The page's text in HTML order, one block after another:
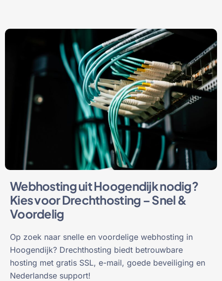
Webhosting uit Hoogendijk nodig?
Kies voor Drechthosting – Snel &
Voordelig
Op zoek naar snelle en voordelige webhosting in
Hoogendijk? Drechthosting biedt betrouwbare
hosting met gratis SSL, e-mail, goede beveiliging en
Nederlandse support!